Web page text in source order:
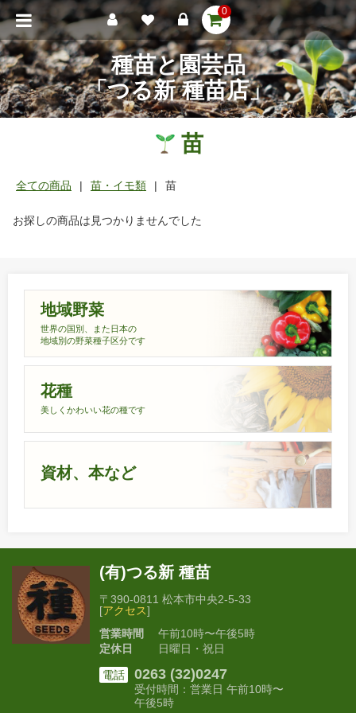
0
種苗と園芸品
「つる新 種苗店」
苗
全ての商品 苗・イモ類 苗
お探しの商品は見つかりませんでした
地域野菜
世界の国別、また日本の
地域別の野菜種子区分です
花種
美しくかわいい花の種です
資材、本など
(有)つる新 種苗
〒390-0811 松本市中央2-5-33
[アクセス]
営業時間
午前10時〜午後5時
定休日
日曜日・祝日
電話 0263 (32)0247
受付時間：営業日 午前10時〜
午後5時